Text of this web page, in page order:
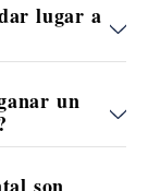
lugar a
un